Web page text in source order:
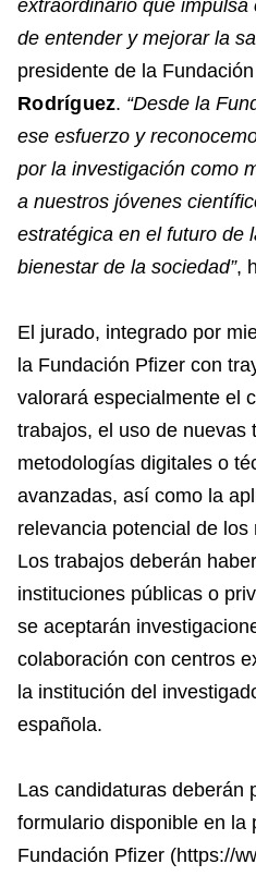
extraordinario que
de entender y mejorar la
presidente de la
Rodríguez. “Desde la
ese esfuerzo y
por la investigación como
a nuestros jóvenes
estratégica en el futuro de
bienestar de la sociedad”,
El jurado, integrado por
la Fundación Pfizer con
valorará especialmente el
trabajos, el uso de nuevas
metodologías digitales o
avanzadas, así como la
relevancia potencial de
Los trabajos deberán
instituciones públicas o
se aceptarán
colaboración con centros
la institución del
española.
Las candidaturas deberán
formulario disponible en la
Fundación Pfizer (https://